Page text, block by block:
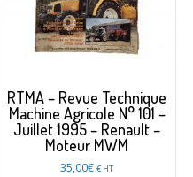
RTMA – Revue Technique
Machine Agricole N° 101 –
Juillet 1995 – Renault –
Moteur MWM
35,00€ € HT